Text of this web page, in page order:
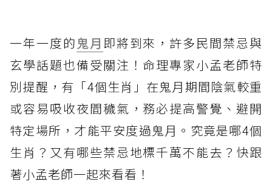
一年一度的 鬼月 即將到來，許多民間禁忌與
玄學話題也備受關注！命理專家小孟老師特
別提醒，有「4個生肖」在鬼月期間陰氣較重
或容易吸收夜間穢氣，務必提高警覺、避開
特定場所，才能平安度過鬼月。究竟是哪4個
生肖？又有哪些禁忌地標千萬不能去？快跟
著小孟老師一起來看看！